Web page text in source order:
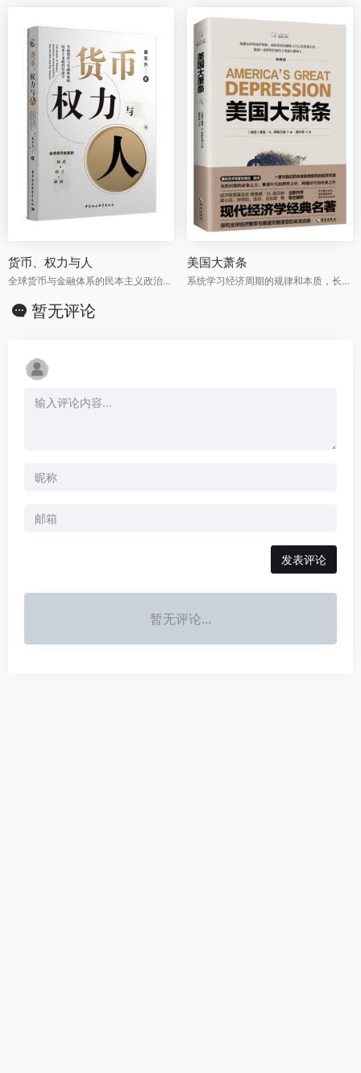
货币、权力与人
全球货币与金融体系的民本主义政治经济学
美国大萧条
系统学习经济周期的规律和本质，长期投资者必备读物！
暂无评论
发表评论
暂无评论...